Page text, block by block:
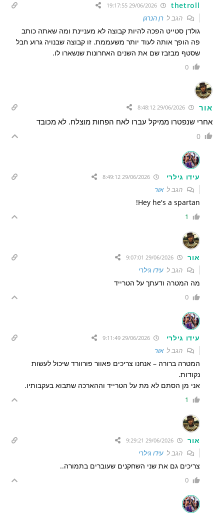
thetroll
29/06/2026 19:17:55
הגב לרן הנרגן
גולדן סטייט הפכה להיות קבוצה לא מעניינת ומה שאתה כותב
פה הופך אותה לעוד יותר משעממת. זו קבוצה שבנויה גרוע חבל
שסטף מבזבז שם את השנים האחרונות שנשארו לו.
0
אור
אחרי שנפטרו ממיקל עברו לאח הפחות מוצלח. לא מכובד
0
עידו גילרי 29/06/2026 8:49:12
הגב לאור
Hey he's a spartan!
1
אור
הגב לעידו גילרי
מה המטרה ודעתך על הטרייד
0
עידו גילרי 29/06/2026 9:11:49
הגב לאור
המטרה ברורה – אנחנו צריכים פאוור פורוורד שיכול לעשות
נקודות.
אני מן הסתם לא מת על הטרייד וההארכה שתבוא בעקבותיו.
1
אור
הגב לעידו גילרי
צריכים גם את שני השחקנים שעוברים בתמורה..
0